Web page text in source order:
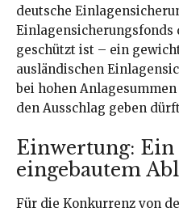
deutsche
Einlagensicherungsfonds
geschützt ist – ein
ausländischen
bei hohen
den Ausschlag geben
Einwertung:
eingebautem
Für die Konkurrenz von